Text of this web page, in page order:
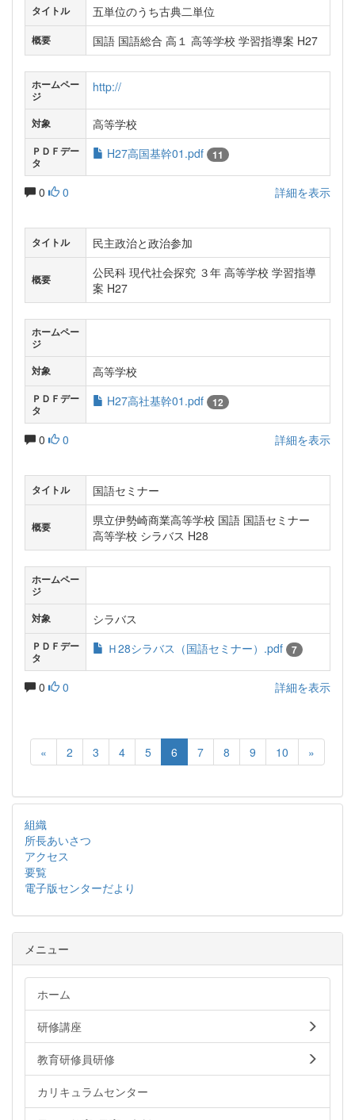
タイトル 五単位のうち古典二単位
概要 国語 国語総合 高１ 高等学校 学習指導案 H27
ホームペー
ジ
http://
対象 高等学校
ＰＤＦデー
タ
H27高国基幹01.pdf 11
0 0 詳細を表示
タイトル 民主政治と政治参加
概要
公民科 現代社会探究 ３年 高等学校 学習指導
案 H27
ホームペー
ジ
対象
高等学校
ＰＤＦデー
タ
H27高社基幹01.pdf 12
0 0 詳細を表示
タイトル 国語セミナー
概要
県立伊勢崎商業高等学校 国語 国語セミナー
高等学校 シラバス H28
ホームペー
ジ
対象
シラバス
ＰＤＦデー
タ
Ｈ28シラバス（国語セミナー）.pdf 7
0 0 詳細を表示
« 2 3 4 5 6 7 8 9 10 »
組織
所長あいさつ
アクセス
要覧
電子版センターだより
メニュー
ホーム
研修講座
教育研修員研修
カリキュラムセンター